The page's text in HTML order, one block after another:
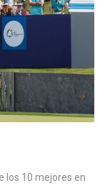
los 10 mejores en